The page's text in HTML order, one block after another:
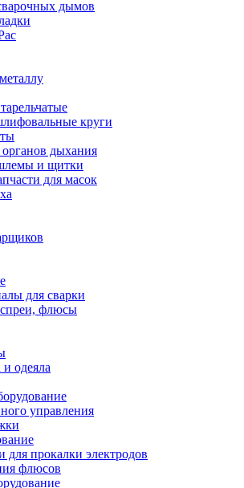
дымов
круги
дыхания
и щитки
для масок
для сварки
флюсы
одеяла
управления
прокалки электродов
флюсов